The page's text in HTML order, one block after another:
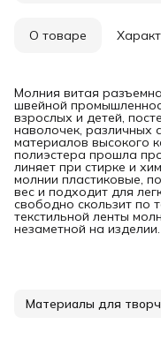
О товаре
Молния витая
швейной
взрослых и детей,
наволочек, различных
материалов высокого
полиэстера прошла
линяет при стирке и
молнии пластиковые,
вес и подходит для
свободно скользит по
текстильной ленты
незаметной на изделии.
Материалы для